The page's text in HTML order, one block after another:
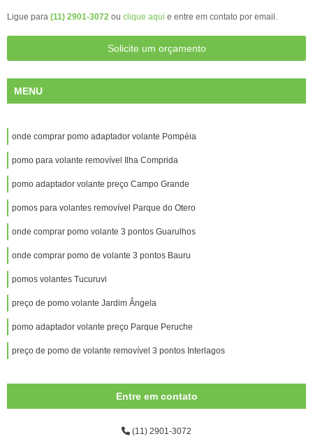
Ligue para (11) 2901-3072 ou clique aqui e entre em contato por email.
Solicite um orçamento
MENU
onde comprar pomo adaptador volante Pompéia
pomo para volante removível Ilha Comprida
pomo adaptador volante preço Campo Grande
pomos para volantes removível Parque do Otero
onde comprar pomo volante 3 pontos Guarulhos
onde comprar pomo de volante 3 pontos Bauru
pomos volantes Tucuruvi
preço de pomo volante Jardim Ângela
pomo adaptador volante preço Parque Peruche
preço de pomo de volante removível 3 pontos Interlagos
Entre em contato
(11) 2901-3072